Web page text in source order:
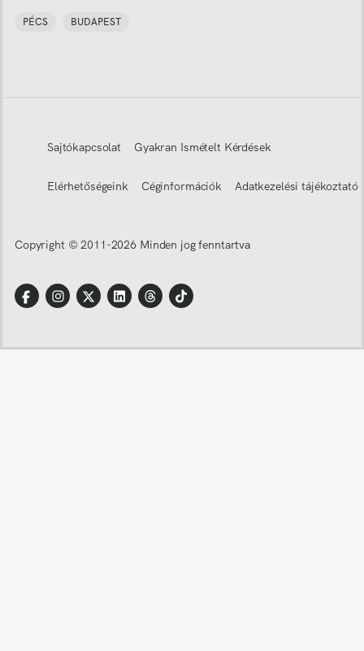
PÉCS BUDAPEST
Sajtókapcsolat Gyakran Ismételt Kérdések
Elérhetőségeink Céginformációk Adatkezelési tájékoztató
Copyright © 2011-2026 Minden jog fenntartva